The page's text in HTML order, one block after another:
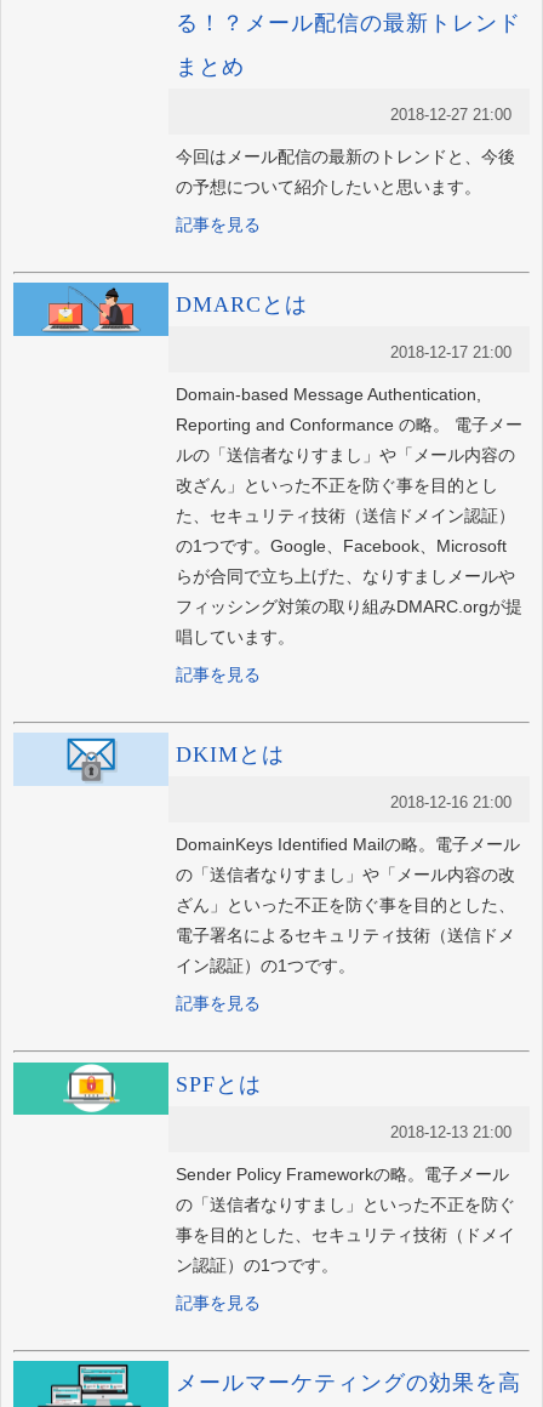
る！？メール配信の最新トレンド
まとめ
2018-12-27 21:00
今回はメール配信の最新のトレンドと、今後
の予想について紹介したいと思います。
記事を見る
DMARCとは
2018-12-17 21:00
Domain-based Message Authentication,
Reporting and Conformance の略。 電子メー
ルの「送信者なりすまし」や「メール内容の
改ざん」といった不正を防ぐ事を目的とし
た、セキュリティ技術（送信ドメイン認証）
の1つです。Google、Facebook、Microsoft
らが合同で立ち上げた、なりすましメールや
フィッシング対策の取り組みDMARC.orgが提
唱しています。
記事を見る
DKIMとは
2018-12-16 21:00
DomainKeys Identified Mailの略。電子メール
の「送信者なりすまし」や「メール内容の改
ざん」といった不正を防ぐ事を目的とした、
電子署名によるセキュリティ技術（送信ドメ
イン認証）の1つです。
記事を見る
SPFとは
2018-12-13 21:00
Sender Policy Frameworkの略。電子メール
の「送信者なりすまし」といった不正を防ぐ
事を目的とした、セキュリティ技術（ドメイ
ン認証）の1つです。
記事を見る
メールマーケティングの効果を高